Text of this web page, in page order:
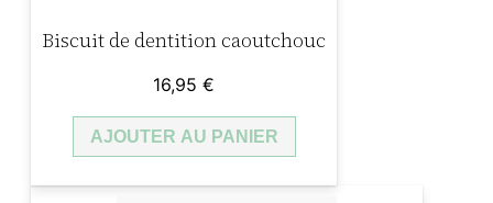
Biscuit de dentition caoutchouc
16,95 €
AJOUTER AU PANIER